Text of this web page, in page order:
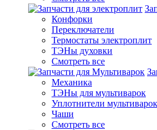
Конфорки
Переключатели
Термостаты электроплит
ТЭНы духовки
Смотреть все
Механика
ТЭНы для мультиварок
Уплотнители мультиварок
Чаши
Смотреть все